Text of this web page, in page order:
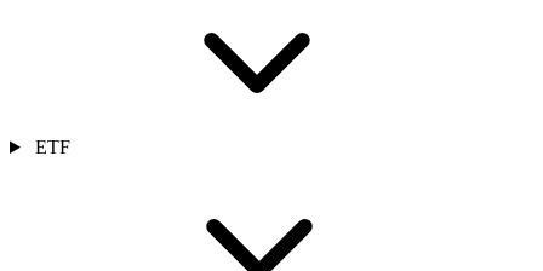
ETF